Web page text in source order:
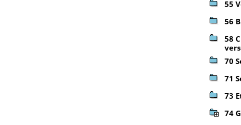
55
56
58
70
71
73
74